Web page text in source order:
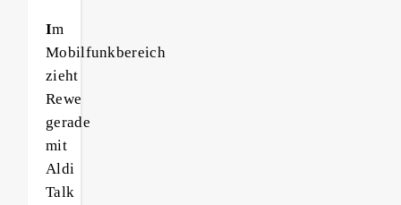
Im
Mobilfunkbereich
zieht
Rewe
gerade
mit
Aldi
Talk